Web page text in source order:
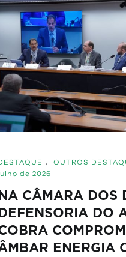
, OUTROS
de 2026
CÂMARA DOS
DO
ENERGIA